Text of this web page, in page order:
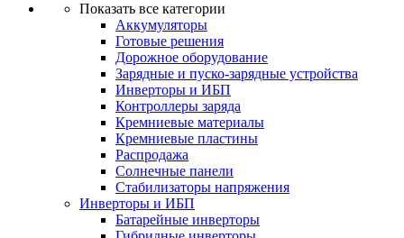
Показать все категории
Аккумуляторы
Готовые решения
Дорожное оборудование
Зарядные и пуско-зарядные устройства
Инверторы и ИБП
Контроллеры заряда
Кремниевые материалы
Кремниевые пластины
Распродажа
Солнечные панели
Стабилизаторы напряжения
Инверторы и ИБП
Батарейные инверторы